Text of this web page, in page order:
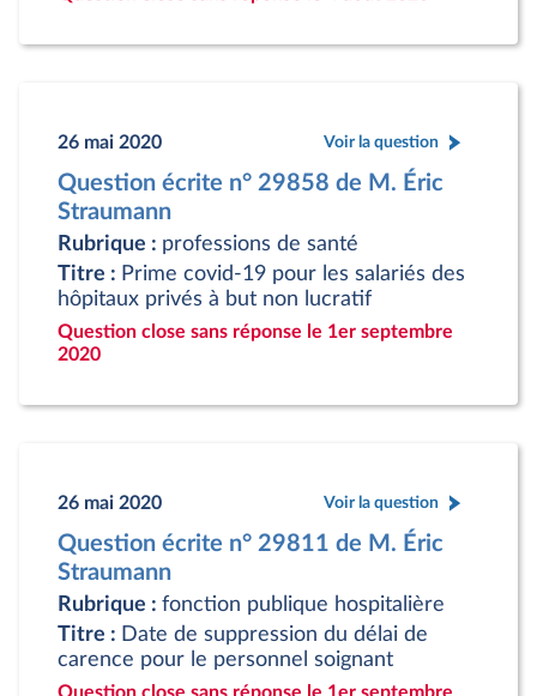
26 mai 2020 Voir la question
Question écrite n° 29858 de M. Éric
Straumann
Rubrique : professions de santé
Titre : Prime covid-19 pour les salariés des
hôpitaux privés à but non lucratif
Question close sans réponse le 1er septembre
2020
26 mai 2020 Voir la question
Question écrite n° 29811 de M. Éric
Straumann
Rubrique : fonction publique hospitalière
Titre : Date de suppression du délai de
carence pour le personnel soignant